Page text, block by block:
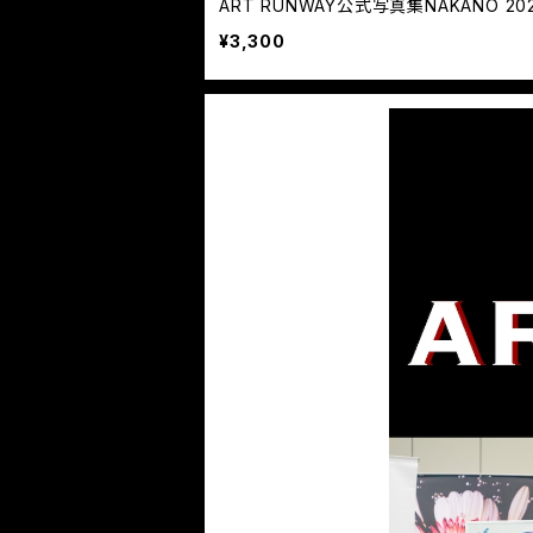
ART RUNWAY公式写真集NAKANO
¥3,300